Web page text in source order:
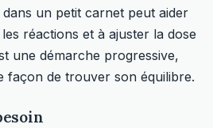
un petit carnet peut aider
réactions et à ajuster la dose
une démarche progressive,
façon de trouver son équilibre.